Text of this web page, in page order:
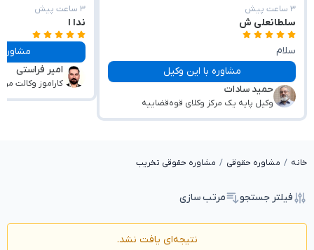
۳ ساعت پیش
سلطانعلی ش
سلام
راهنمایی مفید و صبر و حوصله عالی و جوابگو
بودند
مشاوره با این وکیل
حمید سادات
وکیل پایه یک مرکز وکلای قوه‌قضاییه
۳ ساعت پیش
ندا ا
مشاوره با این
امیر فراستی
کاراموز وکالت
خانه مشاوره حقوقی مشاوره حقوقی تخریب
فیلتر جستجو مرتب سازی
نتیجه‌ای یافت نشد.